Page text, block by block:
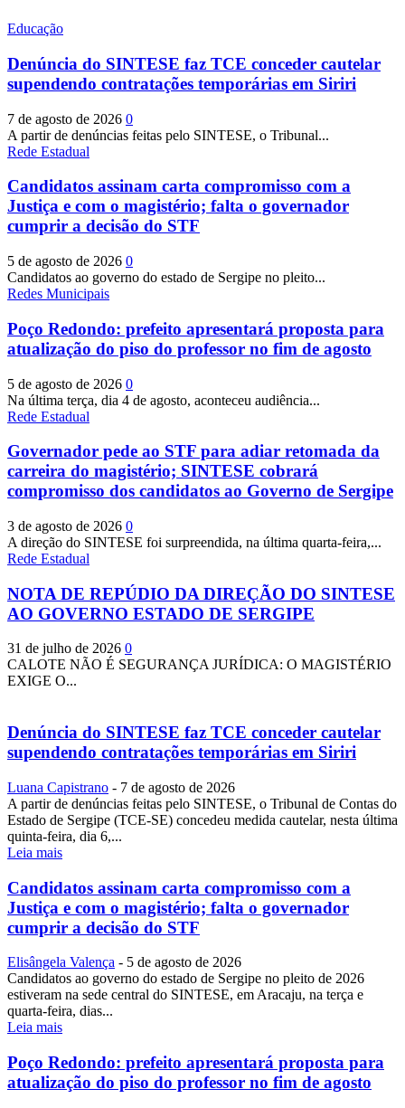
Educação
Denúncia do SINTESE faz TCE conceder cautelar
supendendo contratações temporárias em Siriri
7 de agosto de 2026 0
A partir de denúncias feitas pelo SINTESE, o Tribunal...
Rede Estadual
Candidatos assinam carta compromisso com a
Justiça e com o magistério; falta o governador
cumprir a decisão do STF
5 de agosto de 2026 0
Candidatos ao governo do estado de Sergipe no pleito...
Redes Municipais
Poço Redondo: prefeito apresentará proposta para
atualização do piso do professor no fim de agosto
5 de agosto de 2026 0
Na última terça, dia 4 de agosto, aconteceu audiência...
Rede Estadual
Governador pede ao STF para adiar retomada da
carreira do magistério; SINTESE cobrará
compromisso dos candidatos ao Governo de Sergipe
3 de agosto de 2026 0
A direção do SINTESE foi surpreendida, na última quarta-feira,...
Rede Estadual
NOTA DE REPÚDIO DA DIREÇÃO DO SINTESE
AO GOVERNO ESTADO DE SERGIPE
31 de julho de 2026 0
CALOTE NÃO É SEGURANÇA JURÍDICA: O MAGISTÉRIO
EXIGE O...
Denúncia do SINTESE faz TCE conceder cautelar
supendendo contratações temporárias em Siriri
Luana Capistrano - 7 de agosto de 2026
A partir de denúncias feitas pelo SINTESE, o Tribunal de Contas do
Estado de Sergipe (TCE-SE) concedeu medida cautelar, nesta última
quinta-feira, dia 6,...
Leia mais
Candidatos assinam carta compromisso com a
Justiça e com o magistério; falta o governador
cumprir a decisão do STF
Elisângela Valença - 5 de agosto de 2026
Candidatos ao governo do estado de Sergipe no pleito de 2026
estiveram na sede central do SINTESE, em Aracaju, na terça e
quarta-feira, dias...
Leia mais
Poço Redondo: prefeito apresentará proposta para
atualização do piso do professor no fim de agosto